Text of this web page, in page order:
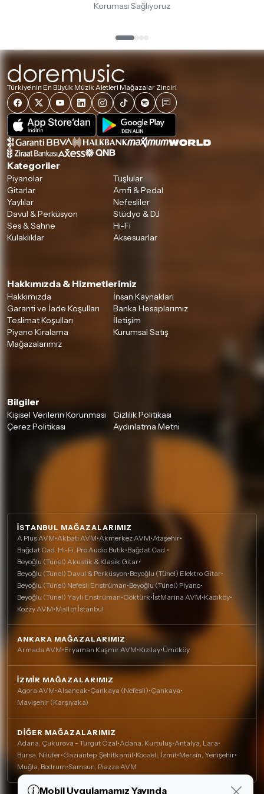
İade ve değişim koşulları, ürün kategorilerine göre farklılık
Detaylar içintıklayınız
Koruması Sağlıyoruz
Türkiye'nin En Büyük Müzik Aletleri Mağazalar Zinciri
Kategoriler
Piyanolar
Tuşlular
Gitarlar
Amfi & Pedal
Yaylılar
Nefesliler
Davul & Perküsyon
Stüdyo & DJ
Ses & Sahne
Hi-Fi
Kulaklıklar
Aksesuarlar
Hakkımızda & Hizmetlerimiz
Hakkımızda
İnsan Kaynakları
Garanti ve İade Koşulları
Banka Hesaplarımız
Teslimat Koşulları
İletişim
Piyano Kiralama
Kurumsal Satış
Mağazalarımız
Bilgiler
Kişisel Verilerin Korunması
Gizlilik Politikası
Çerez Politikası
Aydınlatma Metni
İSTANBUL MAĞAZALARIMIZ
A Plus AVM•Akbatı AVM•Akmerkez AVM•Ataşehir•
Bağdat Cad. Hi-Fi, Pro Audio Butik•Bağdat Cad.•
Beyoğlu (Tünel) Akustik & Klasik Gitar•
Beyoğlu (Tünel) Davul & Perküsyon•Beyoğlu (Tünel) Elektro Gitar•
Beyoğlu (Tünel) Nefesli Enstrüman•Beyoğlu (Tünel) Piyano•
Beyoğlu (Tünel) Yaylı Enstrüman•Göktürk•İstMarina AVM•Kadıköy•
Kozzy AVM•Mall of İstanbul
ANKARA MAĞAZALARIMIZ
Armada AVM•Eryaman Kaşmir AVM•Kızılay•Ümitköy
İZMIR MAĞAZALARIMIZ
Agora AVM•Alsancak•Çankaya (Nefesli)•Çankaya•
Mavişehir (Karşıyaka)
DIĞER MAĞAZALARIMIZ
Adana, Çukurova - Turgut Özal•Adana, Kurtuluş•Antalya, Lara•
Bursa, Nilüfer•Gaziantep, Şehitkamil•Kocaeli, İzmit•Mersin, Yenişehir•
Muğla, Bodrum•Samsun, Piazza AVM
Çerez Kullanımı
Mobil Uygulamamız Yayında